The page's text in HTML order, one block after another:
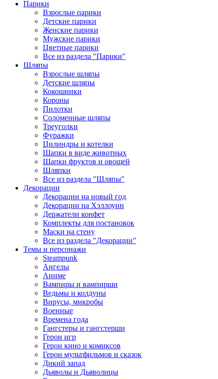
Парики
Взрослые парики
Детские парики
Женские парики
Мужские парики
Цветные парики
Все из раздела "Парики"
Шляпы
Взрослые шляпы
Детские шляпы
Кокошники
Короны
Пилотки
Соломенные шляпы
Треуголки
Фуражки
Цилиндры и котелки
Шапки в виде животных
Шапки фруктов и овощей
Шляпки
Все из раздела "Шляпы"
Декорации
Декорации на новый год
Декорации на Хэллоуин
Держатели конфет
Комплекты для постановок
Маски на стену
Все из раздела "Декорации"
Темы и персонажи
Steampunk
Ангелы
Аниме
Вампиры и вампирши
Ведьмы и колдуны
Вирусы, микробы
Военные
Времена года
Гангстеры и гангстерши
Герои игр
Герои кино и комиксов
Герои мультфильмов и сказок
Дикий запад
Дьяволы и Дьяволицы